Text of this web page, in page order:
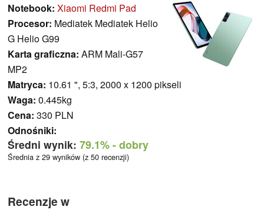
Notebook: Xiaomi Redmi Pad
Procesor: Mediatek Mediatek Helio
G Helio G99
Karta graficzna: ARM Mali-G57
MP2
Matryca: 10.61 ", 5:3, 2000 x 1200 pikseli
Waga: 0.445kg
Cena: 330 PLN
Odnośniki:
Średni wynik: 79.1%- dobry
Średnia z 29 wyników (z 50 recenzji)
Recenzje w